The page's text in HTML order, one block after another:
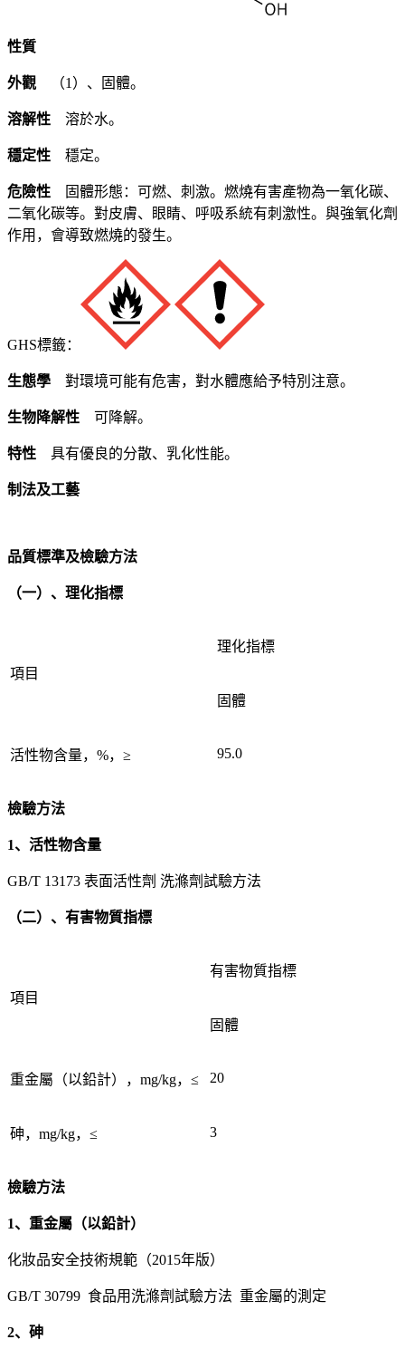
性質
外觀 （1）、固體。
溶解性 溶於水。
穩定性 穩定。
危險性
固體形態：可燃、刺激。燃燒有害產物為一氧化碳、
二氧化碳等。對皮膚、眼睛、呼吸系統有刺激性。與強氧化劑
作用，會導致燃燒的發生。
GHS標籤：
生態學 對環境可能有危害，對水體應給予特別注意。
生物降解性 可降解。
特性 具有優良的分散、乳化性能。
制法及工藝
品質標準及檢驗方法
（一）、理化指標
項目
理化指標
固體
活性物含量，%，≥ 95.0
檢驗方法
1、活性物含量
GB/T 13173 表面活性劑 洗滌劑試驗方法
（二）、有害物質指標
項目
有害物質指標
固體
重金屬（以鉛計），mg/kg，≤ 20
砷，mg/kg，≤ 3
檢驗方法
1、重金屬（以鉛計）
化妝品安全技術規範（2015年版）
GB/T 30799 食品用洗滌劑試驗方法 重金屬的測定
2、砷